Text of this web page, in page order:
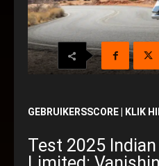
GEBRUIKERSSCORE | KLIK
Test 2025